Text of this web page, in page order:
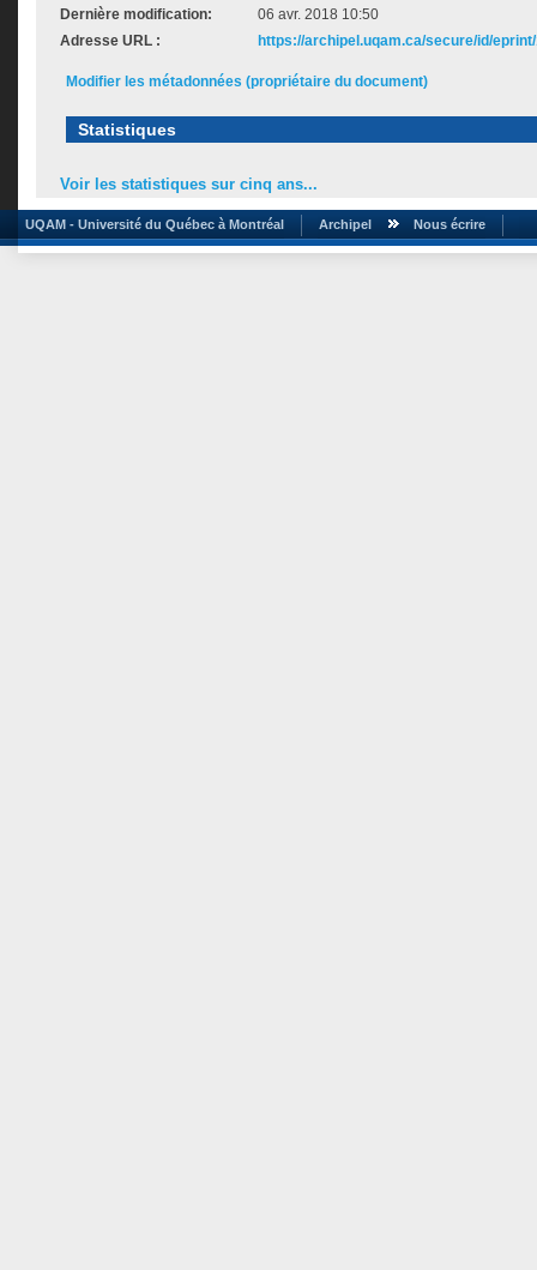
Dernière modification:
06 avr. 2018 10:50
Adresse URL :
https://archipel.uqam.ca/secure/id/eprint/
Modifier les métadonnées (propriétaire du document)
Statistiques
Voir les statistiques sur cinq ans...
UQAM - Université du Québec à Montréal Archipel Nous écrire